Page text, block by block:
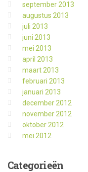
september 2013
augustus 2013
juli 2013
juni 2013
mei 2013
april 2013
maart 2013
februari 2013
januari 2013
december 2012
november 2012
oktober 2012
mei 2012
Categorieën